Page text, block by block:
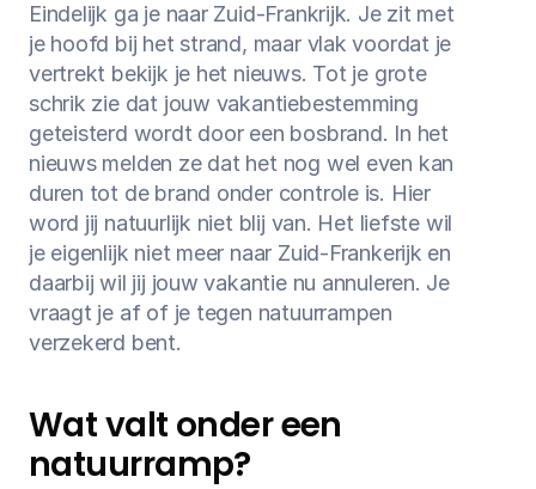
Eindelijk ga je naar Zuid-Frankrijk. Je zit met
je hoofd bij het strand, maar vlak voordat je
vertrekt bekijk je het nieuws. Tot je grote
schrik zie dat jouw vakantiebestemming
geteisterd wordt door een bosbrand. In het
nieuws melden ze dat het nog wel even kan
duren tot de brand onder controle is. Hier
word jij natuurlijk niet blij van. Het liefste wil
je eigenlijk niet meer naar Zuid-Frankerijk en
daarbij wil jij jouw vakantie nu annuleren. Je
vraagt je af of je tegen natuurrampen
verzekerd bent.
Wat valt onder een
natuurramp?
Zakelijke reisverzekering
Annuleringsverzekering
Aanvullende dekkingen
Wintersportdekking
Medische reisverzekering
Bagage verzekering
Gevaarlijke sporten
Ongevallendekking
Nieuws